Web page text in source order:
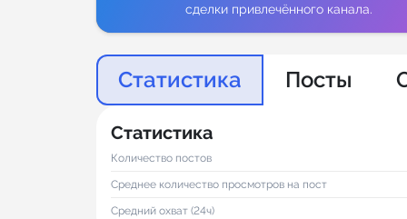
сделки привлечённого канала.
Статистика Посты
Статистика
Количество постов
Среднее количество просмотров на пост
Средний охват (24ч)